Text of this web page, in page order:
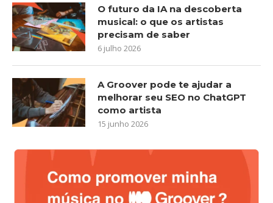
O futuro da IA na descoberta
musical: o que os artistas
precisam de saber
6 julho 2026
A Groover pode te ajudar a
melhorar seu SEO no ChatGPT
como artista
15 junho 2026